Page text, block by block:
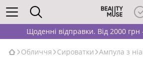
Щоденні відправки. Від 2000
Обличчя Сироватки Ампула з